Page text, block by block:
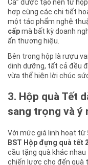
Ca” được tạo nên từ
hợp cùng các chi tiết
một tác phẩm nghệ
cấpmà bất kỳ doanh
ấn thương hiệu.
Bên trong hộp là rượu
dinh dưỡng, tất cả đều
vừa thể hiện lời chúc
3. Hộp quà Tết
sang trọng và ý
Với mức giá linh hoạt từ
BST Hộp đựng quà tết
cầu tặng quà khác nhau
chiến lược cho đến quà